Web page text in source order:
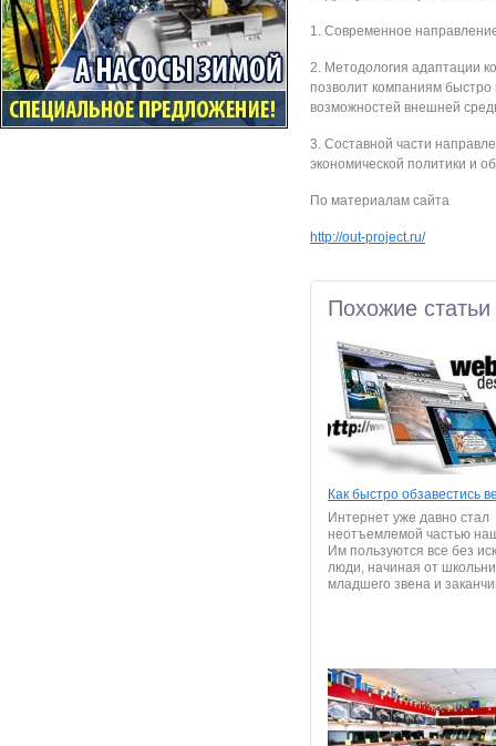
1. Современное
2. Методология адаптации
позволит компаниям
возможностей внешней
3. Составной части
экономической политики и
По материалам сайта
http://out-project.ru/
Похожие статьи
Как быстро обзавестись
Интернет уже давно стал
неотъемлемой частью
Им пользуются все без
люди, начиная от
младшего звена и